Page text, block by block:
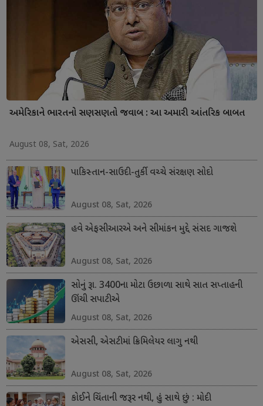
અમેરિકાને ભારતનો સણસણતો જવાબ : આ અમારી આંતરિક બાબત
August 08, Sat, 2026
પાકિસ્તાન-સાઉદી-તુર્કી વચ્ચે સંરક્ષણ સોદો
August 08, Sat, 2026
હવે એફસીઆરએ અને સીમાંકન મુદ્દે સંસદ ગાજશે
August 08, Sat, 2026
સોનું રૂા. 3400ના મોટા ઉછાળા સાથે સાત સપ્તાહની
ઊંચી સપાટીએ
August 08, Sat, 2026
એસસી, એસટીમાં ક્રિમિલેયર લાગુ નથી
August 08, Sat, 2026
કોઈને ચિંતાની જરૂર નથી, હું સાથે છું : મોદી